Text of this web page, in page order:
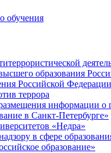
обучения
образования
Российской Федерации
террора
информации о
в Санкт-Петербурге»
«Недра»
в сфере
образование»